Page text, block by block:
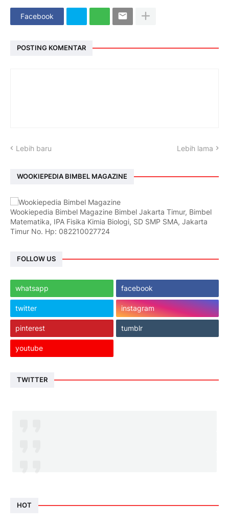
Facebook
POSTING KOMENTAR
Lebih baru Lebih lama
WOOKIEPEDIA BIMBEL MAGAZINE
Wookiepedia Bimbel Magazine Bimbel Jakarta Timur, Bimbel
Matematika, IPA Fisika Kimia Biologi, SD SMP SMA, Jakarta
Timur No. Hp: 082210027724
FOLLOW US
whatsapp facebook
twitter instagram
pinterest tumblr
youtube
TWITTER
HOT